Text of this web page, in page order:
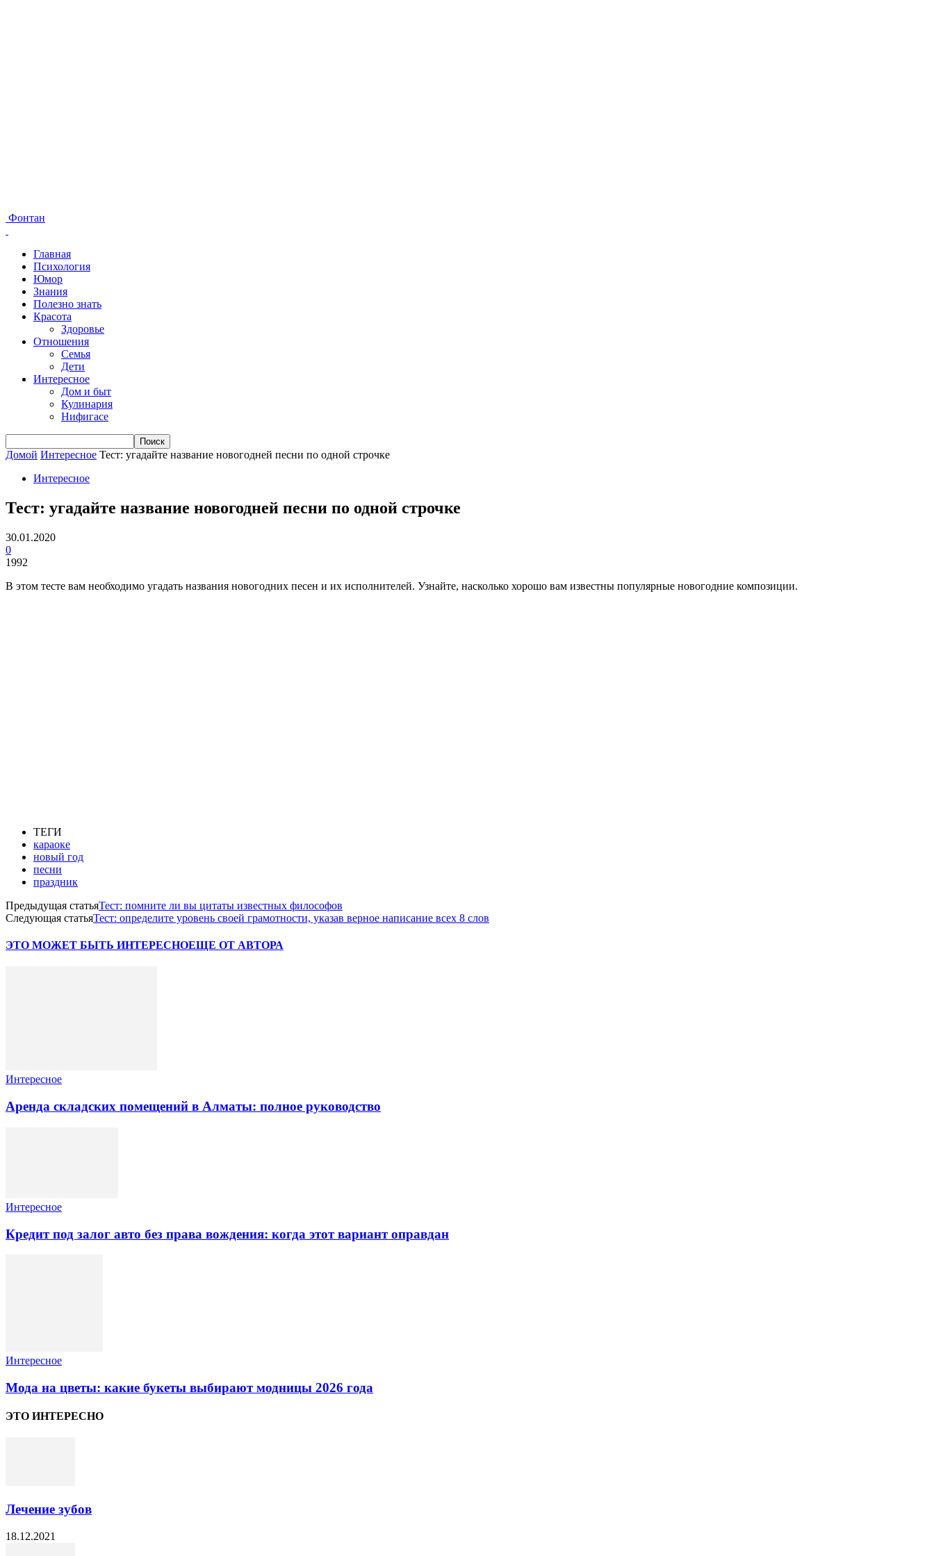
Фонтан
Главная
Психология
Юмор
Знания
Полезно знать
Красота
Здоровье
Отношения
Семья
Дети
Интересное
Дом и быт
Кулинария
Нифигасе
Домой Интересное Тест: угадайте название новогодней песни по одной строчке
Интересное
Тест: угадайте название новогодней песни по одной строчке
30.01.2020
0
1992
В этом тесте вам необходимо угадать названия новогодних песен и их исполнителей. Узнайте, насколько хорошо вам известны популярные новогодние композиции.
ТЕГИ
караоке
новый год
песни
праздник
Предыдущая статьяТест: помните ли вы цитаты известных философов
Следующая статьяТест: определите уровень своей грамотности, указав верное написание всех 8 слов
ЭТО МОЖЕТ БЫТЬ ИНТЕРЕСНОЕЩЕ ОТ АВТОРА
Интересное
Аренда складских помещений в Алматы: полное руководство
Интересное
Кредит под залог авто без права вождения: когда этот вариант оправдан
Интересное
Мода на цветы: какие букеты выбирают модницы 2026 года
ЭТО ИНТЕРЕСНО
Лечение зубов
18.12.2021